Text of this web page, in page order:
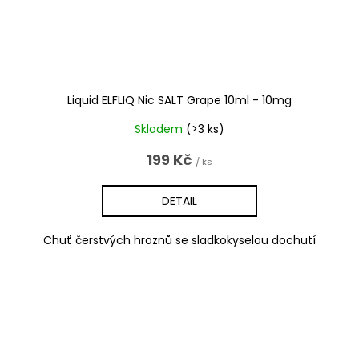
Liquid ELFLIQ Nic SALT Grape 10ml - 10mg
Skladem (>3 ks)
199 Kč / ks
DETAIL
Chuť čerstvých hroznů se sladkokyselou dochutí